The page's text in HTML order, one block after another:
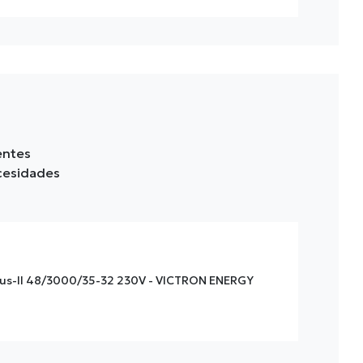
II 48/3000/35-32 230V - VICTRON ENERGY